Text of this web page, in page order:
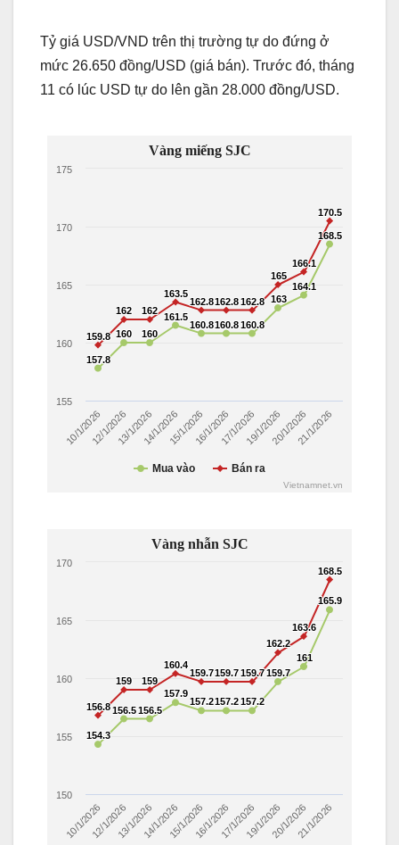
Tỷ giá USD/VND trên thị trường tự do đứng ở
mức 26.650 đồng/USD (giá bán). Trước đó, tháng
11 có lúc USD tự do lên gần 28.000 đồng/USD.